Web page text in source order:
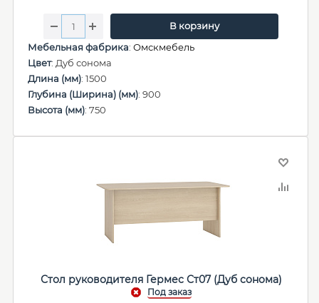
В корзину
Мебельная фабрика: Омскмебель
Цвет: Дуб сонома
Длина (мм): 1500
Глубина (Ширина) (мм): 900
Высота (мм): 750
Стол руководителя Гермес Ст07 (Дуб сонома)